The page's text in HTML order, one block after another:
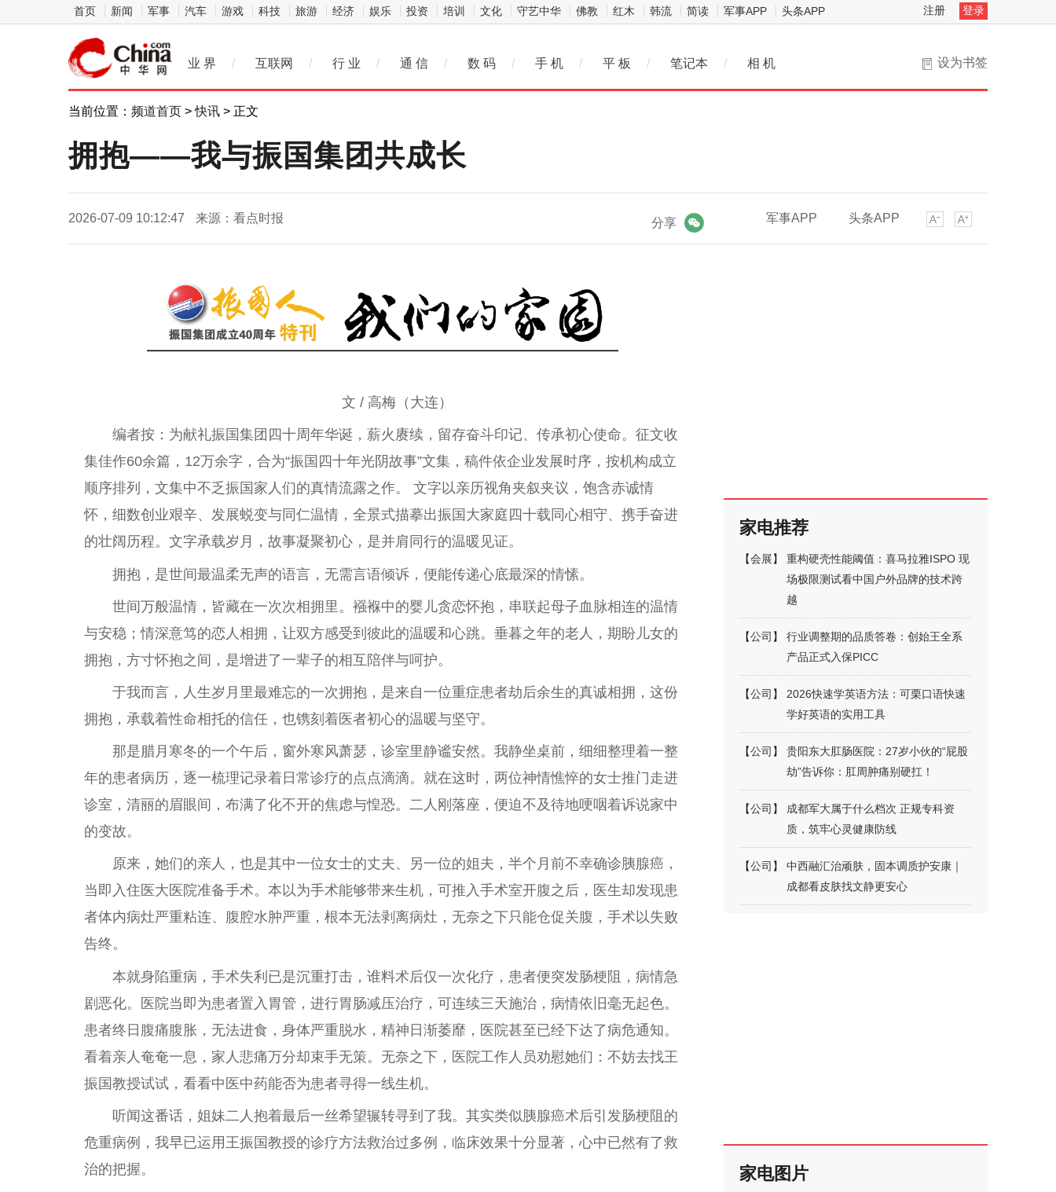
首页 新闻 军事 汽车 游戏 科技 旅游 经济 娱乐 投资 培训 文化 守艺中华 佛教 红木 韩流 简读 军事APP 头条APP 注册 登录
设为书签
业 界 / 互联网 / 行 业 / 通 信 / 数 码 / 手 机 / 平 板 / 笔记本 / 相 机
当前位置： 频道首页 >快讯 > 正文
拥抱——我与振国集团共成长
2026-07-09 10:12:47 来源：看点时报 军事APP 头条APP
分享
文 / 高梅（大连）
编者按：为献礼振国集团四十周年华诞，薪火赓续，留存奋斗印记、传承初心使命。征文收
集佳作60余篇，12万余字，合为“振国四十年光阴故事”文集，稿件依企业发展时序，按机构成立
顺序排列，文集中不乏振国家人们的真情流露之作。 文字以亲历视角夹叙夹议，饱含赤诚情
怀，细数创业艰辛、发展蜕变与同仁温情，全景式描摹出振国大家庭四十载同心相守、携手奋进
的壮阔历程。文字承载岁月，故事凝聚初心，是并肩同行的温暖见证。
拥抱，是世间最温柔无声的语言，无需言语倾诉，便能传递心底最深的情愫。
世间万般温情，皆藏在一次次相拥里。襁褓中的婴儿贪恋怀抱，串联起母子血脉相连的温情
与安稳；情深意笃的恋人相拥，让双方感受到彼此的温暖和心跳。垂暮之年的老人，期盼儿女的
拥抱，方寸怀抱之间，是增进了一辈子的相互陪伴与呵护。
于我而言，人生岁月里最难忘的一次拥抱，是来自一位重症患者劫后余生的真诚相拥，这份
拥抱，承载着性命相托的信任，也镌刻着医者初心的温暖与坚守。
那是腊月寒冬的一个午后，窗外寒风萧瑟，诊室里静谧安然。我静坐桌前，细细整理着一整
年的患者病历，逐一梳理记录着日常诊疗的点点滴滴。就在这时，两位神情憔悴的女士推门走进
诊室，清丽的眉眼间，布满了化不开的焦虑与惶恐。二人刚落座，便迫不及待地哽咽着诉说家中
的变故。
原来，她们的亲人，也是其中一位女士的丈夫、另一位的姐夫，半个月前不幸确诊胰腺癌，
当即入住医大医院准备手术。本以为手术能够带来生机，可推入手术室开腹之后，医生却发现患
者体内病灶严重粘连、腹腔水肿严重，根本无法剥离病灶，无奈之下只能仓促关腹，手术以失败
告终。
本就身陷重病，手术失利已是沉重打击，谁料术后仅一次化疗，患者便突发肠梗阻，病情急
剧恶化。医院当即为患者置入胃管，进行胃肠减压治疗，可连续三天施治，病情依旧毫无起色。
患者终日腹痛腹胀，无法进食，身体严重脱水，精神日渐萎靡，医院甚至已经下达了病危通知。
看着亲人奄奄一息，家人悲痛万分却束手无策。无奈之下，医院工作人员劝慰她们：不妨去找王
振国教授试试，看看中医中药能否为患者寻得一线生机。
听闻这番话，姐妹二人抱着最后一丝希望辗转寻到了我。其实类似胰腺癌术后引发肠梗阻的
危重病例，我早已运用王振国教授的诊疗方法救治过多例，临床效果十分显著，心中已然有了救
治的把握。
家电推荐
【会展】
重构硬壳性能阈值：喜马拉雅ISPO 现
场极限测试看中国户外品牌的技术跨
越
【公司 】
行业调整期的品质答卷：创始王全系
产品正式入保PICC
【公司 】
2026快速学英语方法：可栗口语快速
学好英语的实用工具
【公司 】
贵阳东大肛肠医院：27岁小伙的“屁股
劫”告诉你：肛周肿痛别硬扛！
【公司 】
成都军大属于什么档次 正规专科资
质，筑牢心灵健康防线
【公司 】
中西融汇治顽肤，固本调质护安康｜
成都看皮肤找文静更安心
家电图片